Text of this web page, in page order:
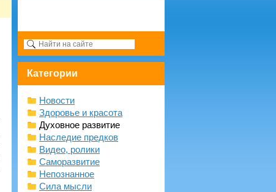
Категории
Новости
Здоровье и красота
Духовное развитие
Наследие предков
Видео, ролики
Саморазвитие
Непознанное
Сила мысли